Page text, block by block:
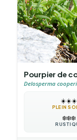
Pourpier de
Delosperma cooperi
☀️☀️☀️
PLEIN
❄️❄️❄️